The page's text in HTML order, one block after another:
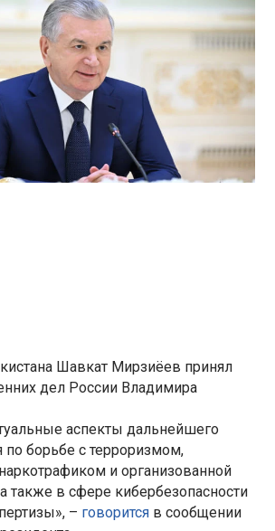
Шавкат Мирзиёев принял
дел России Владимира
аспекты дальнейшего
по борьбе с терроризмом,
и организованной
также в сфере кибербезопасности
– говорится в сообщении